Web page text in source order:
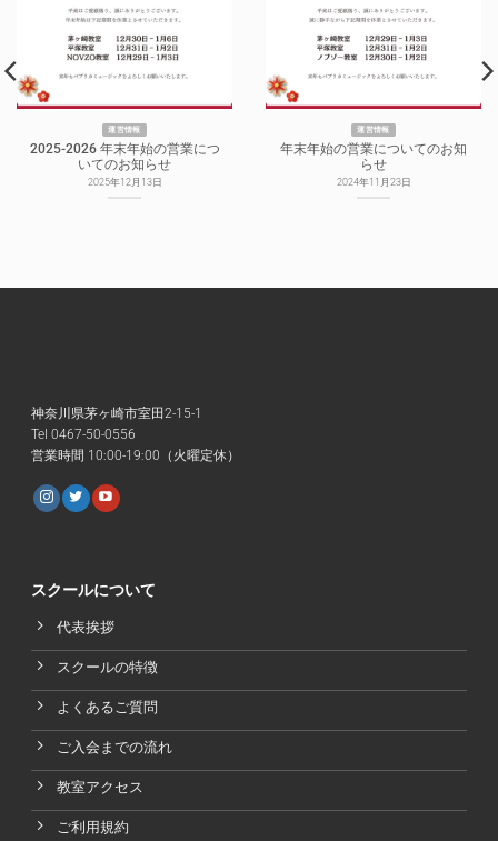
運営情報
2025-2026 年末年始の営業につ
いてのお知らせ
2025年12月13日
運営情報
年末年始の営業についてのお知
らせ
2024年11月23日
神奈川県茅ヶ崎市室田2-15-1
Tel 0467-50-0556
営業時間 10:00-19:00（火曜定休）
スクールについて
代表挨拶
スクールの特徴
よくあるご質問
ご入会までの流れ
教室アクセス
ご利用規約